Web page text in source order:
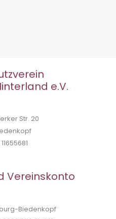
e.V.
Str. 20
Vereinskonto
Biedenkopf